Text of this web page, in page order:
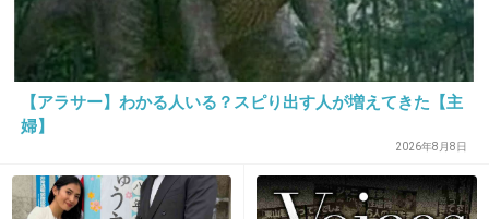
出典：stat.ameba.jp
+412 -12
17. 匿名2015/02/19(木) 21:49:01
松井玲奈ちゃんって肌綺麗だと思う
【アラサー】わかる人いる？スピり出す人が増えてきた【主
婦】
2026年8月8日